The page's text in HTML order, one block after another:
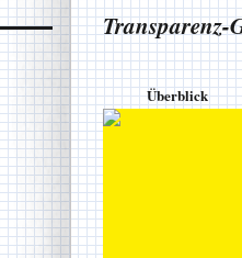
Transparenz-
Überblick
Markus
Gifte
suchten
über 20